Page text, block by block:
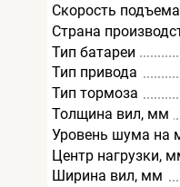
Скорость
Страна
Тип батареи
Тип привода
Тип тормоза
Толщина вил, мм
Уровень шума на
Центр нагрузки,
Ширина вил, мм